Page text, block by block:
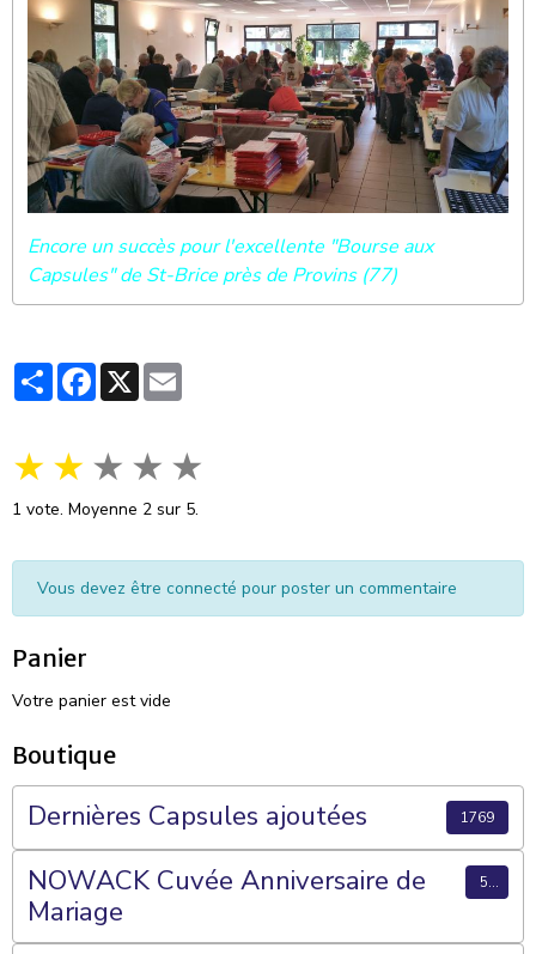
Encore un succès pour l'excellente "Bourse aux
Capsules" de St-Brice près de Provins (77)
PartagerFacebook
X
★★★ ★ ★
1 vote. Moyenne 2 sur 5.
Vous devez être connecté pour poster un commentaire
Panier
Votre panier est vide
Boutique
Dernières Capsules ajoutées 1769
NOWACK Cuvée Anniversaire de
Mariage
56